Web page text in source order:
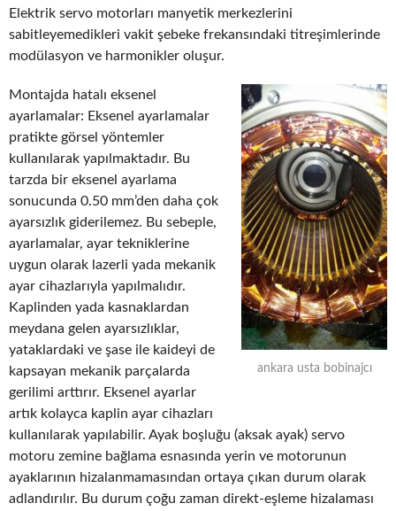
Elektrik servo motorları manyetik merkezlerini
sabitleyemedikleri vakit şebeke frekansındaki titreşimlerinde
modülasyon ve harmonikler oluşur.
ankara usta bobinajcı
Montajda hatalı eksenel
ayarlamalar: Eksenel ayarlamalar
pratikte görsel yöntemler
kullanılarak yapılmaktadır. Bu
tarzda bir eksenel ayarlama
sonucunda 0.50 mm’den daha çok
ayarsızlık giderilemez. Bu sebeple,
ayarlamalar, ayar tekniklerine
uygun olarak lazerli yada mekanik
ayar cihazlarıyla yapılmalıdır.
Kaplinden yada kasnaklardan
meydana gelen ayarsızlıklar,
yataklardaki ve şase ile kaideyi de
kapsayan mekanik parçalarda
gerilimi arttırır. Eksenel ayarlar
artık kolayca kaplin ayar cihazları
kullanılarak yapılabilir. Ayak boşluğu (aksak ayak) servo
motoru zemine bağlama esnasında yerin ve motorunun
ayaklarının hizalanmamasından ortaya çıkan durum olarak
adlandırılır. Bu durum çoğu zaman direkt-eşleme hizalaması